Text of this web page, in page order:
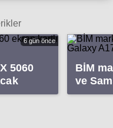
6 gün önce
5060
BİM
ve